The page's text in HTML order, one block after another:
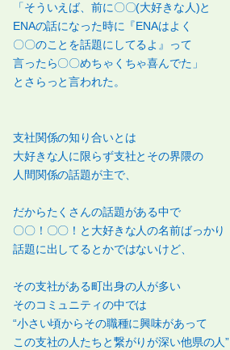
「そういえば、前に〇〇(大好きな人)と
ENAの話になった時に『ENAはよく
〇〇のことを話題にしてるよ』って
言ったら〇〇めちゃくちゃ喜んでた」
とさらっと言われた。
支社関係の知り合いとは
大好きな人に限らず支社とその界隈の
人間関係の話題が主で、
だからたくさんの話題がある中で
〇〇！〇〇！と大好きな人の名前ばっかり
話題に出してるとかではないけど、
その支社がある町出身の人が多い
そのコミュニティの中では
“小さい頃からその職種に興味があって
この支社の人たちと繋がりが深い他県の人”